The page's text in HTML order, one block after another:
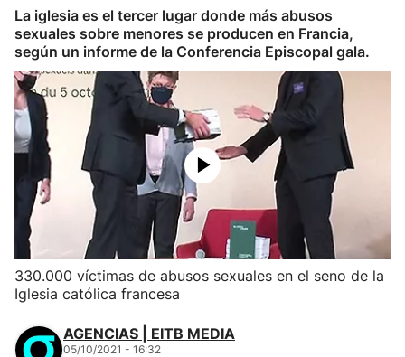
La iglesia es el tercer lugar donde más abusos
sexuales sobre menores se producen en Francia,
según un informe de la Conferencia Episcopal gala.
330.000 víctimas de abusos sexuales en el seno de la
Iglesia católica francesa
AGENCIAS | EITB MEDIA
05/10/2021 - 16:32